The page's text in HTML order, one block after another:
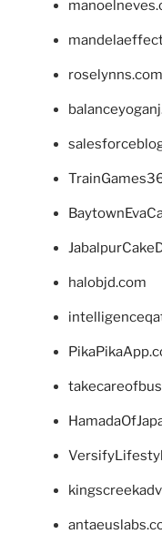
roselynns.com
halobjd.com